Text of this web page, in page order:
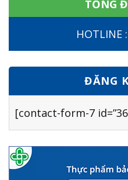
TỔNG
HOTLINE
ĐĂNG
[contact-form-7